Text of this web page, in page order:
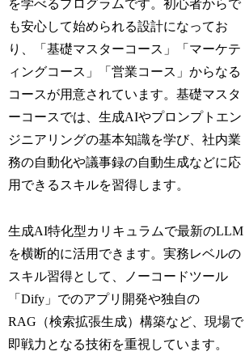
を学べるプログラムです。初心者からで
も安心して始められる設計になってお
り、「基礎マスターコース」「マーケテ
ィングコース」「営業コース」からなる
コースが用意されています。基礎マスタ
ーコースでは、生成AIやプロンプトエン
ジニアリングの基本知識を学び、社内業
務の自動化や議事録の自動生成などに応
用できるスキルを習得します。
生成AI特化型カリキュラムで最新のLLM
を横断的に活用できます。実務レベルの
スキル習得として、ノーコードツール
「Dify」でのアプリ開発や独自の
RAG（検索拡張生成）構築など、現場で
即戦力となる技術を重視しています。